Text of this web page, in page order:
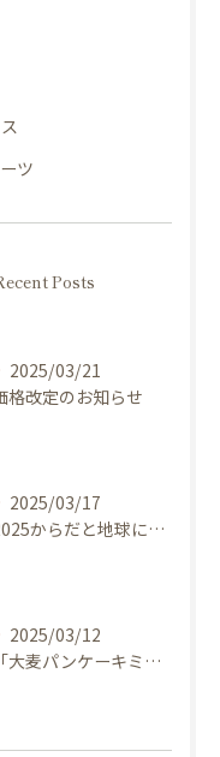
ツ
Posts
2025/03/21
格改定のお知らせ
2025/03/17
2025からだと地球にやさしい大麦de体験しよう ～ 今年のキャッチフレーズは 『大麦畑を探検しよう！』イベントのご案内
2025/03/12
「大麦パンケーキミックス」を使ってどら焼き作ってみませんか？